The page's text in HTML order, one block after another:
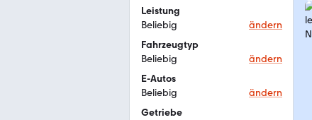
Leistung
Beliebig
ändern
Fahrzeugtyp
Beliebig
ändern
E-Autos
Beliebig
ändern
Getriebe